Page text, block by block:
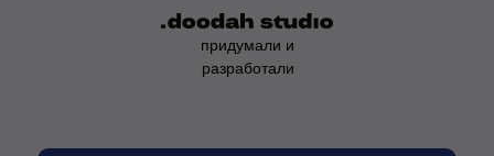
придумали и
разработали